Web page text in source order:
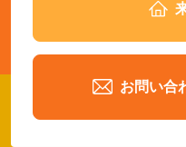
お問い合